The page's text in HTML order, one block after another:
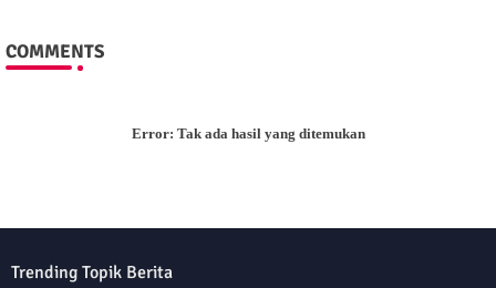
COMMENTS
Error: Tak ada hasil yang ditemukan
Trending Topik Berita